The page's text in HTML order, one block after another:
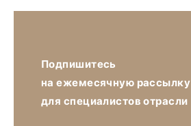
Подпишитесь
на ежемесячную рассылку
для специалистов отрасли